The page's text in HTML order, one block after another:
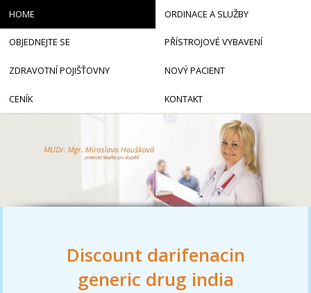
Discount darifenacin
generic drug india
HOME ORDINACE A SLUŽBY
OBJEDNEJTE SE PŘÍSTROJOVÉ VYBAVENÍ
ZDRAVOTNÍ POJIŠŤOVNY NOVÝ PACIENT
CENÍK KONTAKT